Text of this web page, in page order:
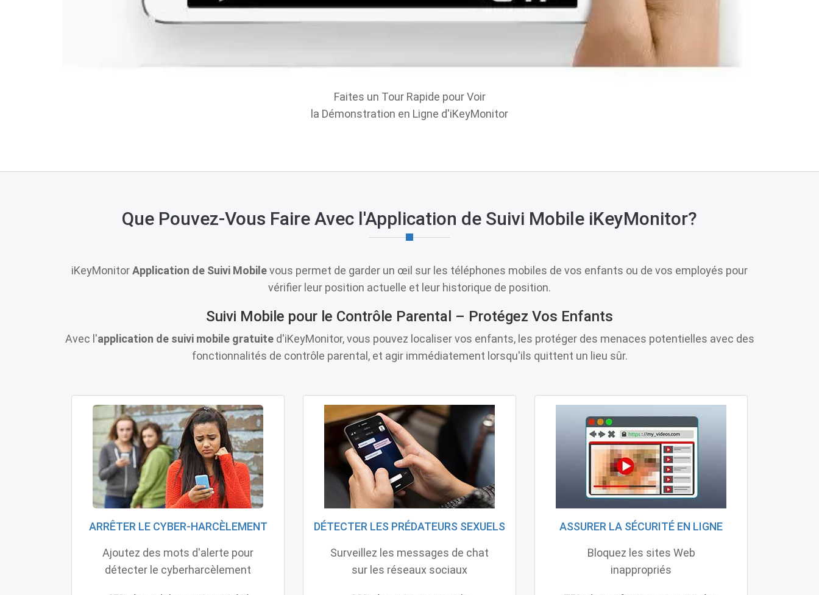
Faites un Tour Rapide pour Voir
la Démonstration en Ligne d'iKeyMonitor
Que Pouvez-Vous Faire Avec l'Application de Suivi Mobile iKeyMonitor?
iKeyMonitorApplication de Suivi Mobilevous permet de garder un œil sur les téléphones mobiles de vos enfants ou de vos employés pour
vérifier leur position actuelle et leur historique de position.
Suivi Mobile pour le Contrôle Parental – Protégez Vos Enfants
Avec l'application de suivi mobile gratuited'iKeyMonitor, vous pouvez localiser vos enfants, les protéger des menaces potentielles avec des
fonctionnalités de contrôle parental, et agir immédiatement lorsqu'ils quittent un lieu sûr.
ARRÊTER LE CYBER-HARCÈLEMENT
Ajoutez des mots d'alerte pour
détecter le cyberharcèlement
DÉTECTER LES PRÉDATEURS SEXUELS
Surveillez les messages de chat
sur les réseaux sociaux
ASSURER LA SÉCURITÉ EN LIGNE
Bloquez les sites Web
inappropriés